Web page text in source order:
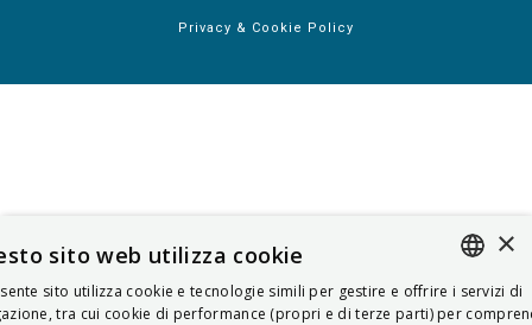
Privacy & Cookie Policy
ITALIAN
×
sito web utilizza cookie
sito utilizza cookie e tecnologie simili per gestire e offrire i servizi di
tra cui cookie di performance (propri e di terze parti) per